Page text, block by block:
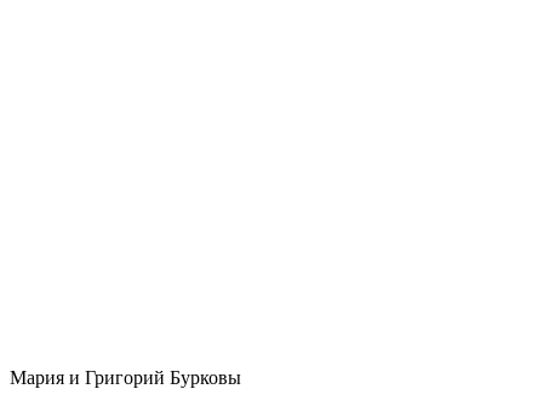
Мария и Григорий Бурковы